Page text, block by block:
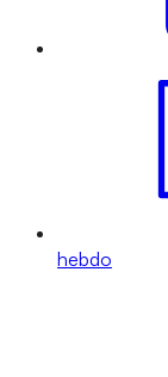
hebdo